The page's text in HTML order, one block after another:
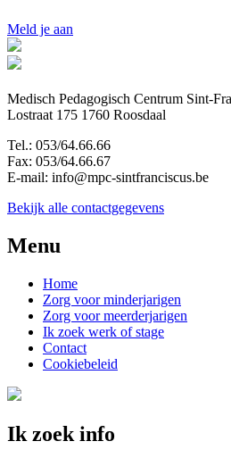
Meld je aan
Medisch Pedagogisch Centrum Sint-
Lostraat 175 1760 Roosdaal
Tel.: 053/64.66.66
Fax: 053/64.66.67
E-mail: info@mpc-sintfranciscus.be
Bekijk alle contactgegevens
Menu
Home
Zorg voor minderjarigen
Zorg voor meerderjarigen
Ik zoek werk of stage
Contact
Cookiebeleid
Ik zoek info